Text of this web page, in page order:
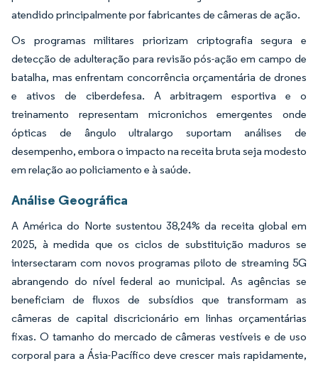
atendido principalmente por fabricantes de câmeras de ação.
Os programas militares priorizam criptografia segura e
detecção de adulteração para revisão pós-ação em campo de
batalha, mas enfrentam concorrência orçamentária de drones
e ativos de ciberdefesa. A arbitragem esportiva e o
treinamento representam micronichos emergentes onde
ópticas de ângulo ultralargo suportam análises de
desempenho, embora o impacto na receita bruta seja modesto
em relação ao policiamento e à saúde.
Análise Geográfica
A América do Norte sustentou 38,24% da receita global em
2025, à medida que os ciclos de substituição maduros se
intersectaram com novos programas piloto de streaming 5G
abrangendo do nível federal ao municipal. As agências se
beneficiam de fluxos de subsídios que transformam as
câmeras de capital discricionário em linhas orçamentárias
fixas. O tamanho do mercado de câmeras vestíveis e de uso
corporal para a Ásia-Pacífico deve crescer mais rapidamente,